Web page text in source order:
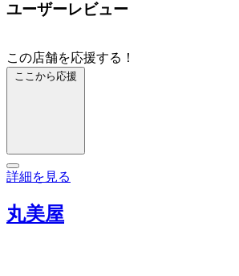
ユーザーレビュー
この店舗を応援する！
ここから応援
詳細を見る
丸美屋